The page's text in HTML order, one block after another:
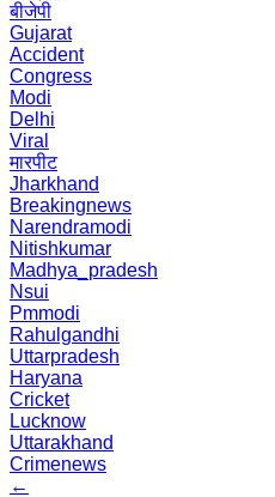
बीजेपी
Gujarat
Accident
Congress
Modi
Delhi
Viral
मारपीट
Jharkhand
Breakingnews
Narendramodi
Nitishkumar
Madhya_pradesh
Nsui
Pmmodi
Rahulgandhi
Uttarpradesh
Haryana
Cricket
Lucknow
Uttarakhand
Crimenews
←